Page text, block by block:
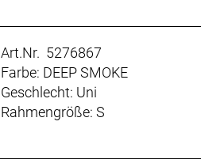
Art.Nr. 5276867
Farbe: DEEP SMOKE
Geschlecht: Uni
Rahmengröße: S